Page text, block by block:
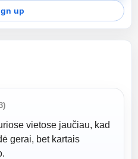
up
vietose jaučiau, kad
gerai, bet kartais